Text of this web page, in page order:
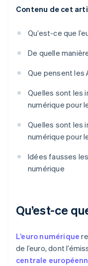
Contenu de cet
Qu’est-ce que
De quelle
Que pensent les
Quelles sont les
numérique pour
Quelles sont les
numérique pour
Idées fausses
numérique
Qu’est-ce
L’euro numérique
de l’euro, dont
centrale